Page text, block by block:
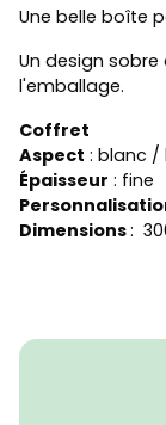
Une belle boîte
Un design
l'emballage.
Coffret
Aspect : blanc /
Épaisseur : fine
Dimensions: